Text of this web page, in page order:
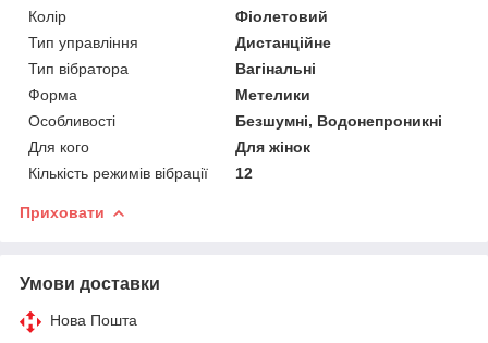
Колір
Фіолетовий
Тип управління
Дистанційне
Тип вібратора
Вагінальні
Форма
Метелики
Особливості
Безшумні, Водонепроникні
Для кого
Для жінок
Кількість режимів вібрації
12
Приховати
Умови доставки
Нова Пошта